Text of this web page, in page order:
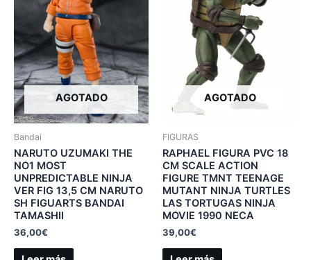
AGOTADO
Bandai
NARUTO UZUMAKI THE
NO1 MOST
UNPREDICTABLE NINJA
VER FIG 13,5 CM NARUTO
SH FIGUARTS BANDAI
TAMASHII
36,00€
AGOTADO
FIGURAS
RAPHAEL FIGURA PVC 18
CM SCALE ACTION
FIGURE TMNT TEENAGE
MUTANT NINJA TURTLES
LAS TORTUGAS NINJA
MOVIE 1990 NECA
39,00€